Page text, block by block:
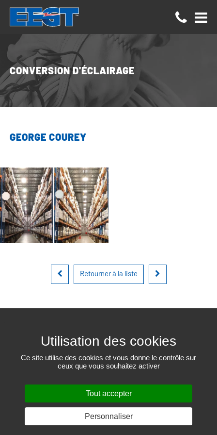
Panneau de gestion des cookies
Ce site utilise des cookies et vous donne le contrôle sur
ceux que vous souhaitez activer
Tout accepter
Personnaliser
CONVERSION D'ÉCLAIRAGE
GEORGE COUREY
Retourner à la liste
450 471-6523
801, rue Louis-Blériot
© 2019-2026EEGT– Tous droits réservés.Conception web : THRACE.CA
Gestion des cookies
PARTAGER SUR :